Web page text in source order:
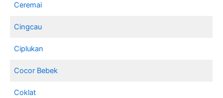
Ceremai
Cingcau
Ciplukan
Cocor Bebek
Coklat